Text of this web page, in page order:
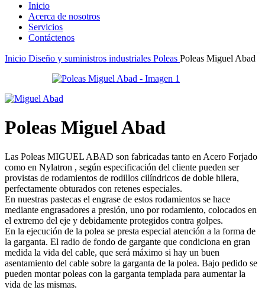
Inicio
Acerca de nosotros
Servicios
Contáctenos
Inicio Diseño y suministros industriales Poleas Poleas Miguel Abad
Poleas Miguel Abad
Las Poleas MIGUEL ABAD son fabricadas tanto en Acero Forjado
como en Nylatron , según especificación del cliente pueden ser
provistas de rodamientos de rodillos cilíndricos de doble hilera,
perfectamente obturados con retenes especiales.
En nuestras pastecas el engrase de estos rodamientos se hace
mediante engrasadores a presión, uno por rodamiento, colocados en
el extremo del eje y debidamente protegidos contra golpes.
En la ejecución de la polea se presta especial atención a la forma de
la garganta. El radio de fondo de gargante que condiciona en gran
medida la vida del cable, que será máximo si hay un buen
asentamiento del cable sobre la garganta de la polea. Bajo pedido se
pueden montar poleas con la garganta templada para aumentar la
vida de las mismas.